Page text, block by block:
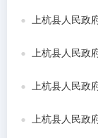
上杭县人民政